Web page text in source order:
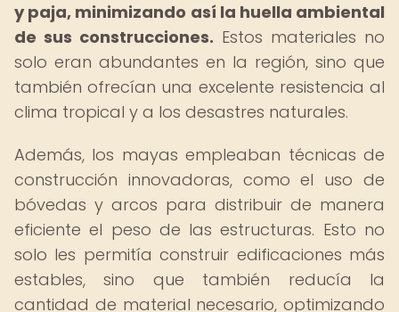
y paja, minimizando así la huella ambiental
de sus construcciones. Estos materiales no
solo eran abundantes en la región, sino que
también ofrecían una excelente resistencia al
clima tropical y a los desastres naturales.
Además, los mayas empleaban técnicas de
construcción innovadoras, como el uso de
bóvedas y arcos para distribuir de manera
eficiente el peso de las estructuras. Esto no
solo les permitía construir edificaciones más
estables, sino que también reducía la
cantidad de material necesario, optimizando